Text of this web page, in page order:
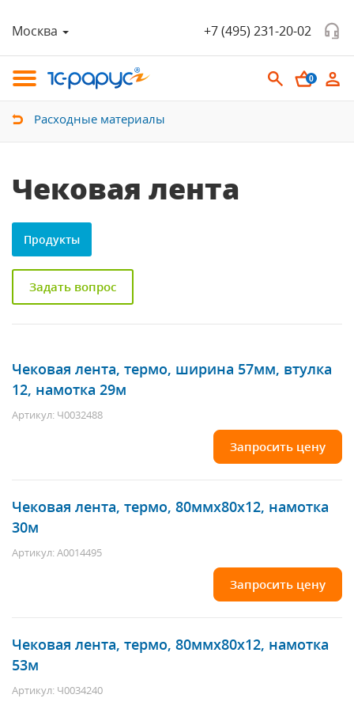
Москва +7 (495) 231-20-02
0
Расходные материалы
Чековая лента
Продукты
Задать вопрос
Чековая лента, термо, ширина 57мм, втулка
12, намотка 29м
Артикул: Ч0032488
Запросить цену
Чековая лента, термо, 80ммх80х12, намотка
30м
Артикул: А0014495
Запросить цену
Чековая лента, термо, 80ммх80х12, намотка
53м
Артикул: Ч0034240